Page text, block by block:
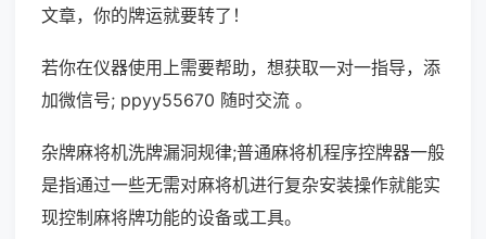
文章，你的牌运就要转了！
若你在仪器使用上需要帮助，想获取一对一指导，添
加微信号; ppyy55670 随时交流 。
杂牌麻将机洗牌漏洞规律;普通麻将机程序控牌器一般
是指通过一些无需对麻将机进行复杂安装操作就能实
现控制麻将牌功能的设备或工具。